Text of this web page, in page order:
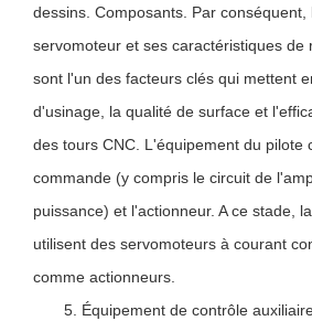
dessins. Composants. Par conséquent,
servomoteur et ses caractéristiques de
sont l'un des facteurs clés qui mettent
d'usinage, la qualité de surface et
des tours CNC. L'équipement du pilote
commande (y compris le circuit de
puissance) et l'actionneur. A ce stade,
utilisent des servomoteurs à courant
comme actionneurs.
5. Équipement de contrôle